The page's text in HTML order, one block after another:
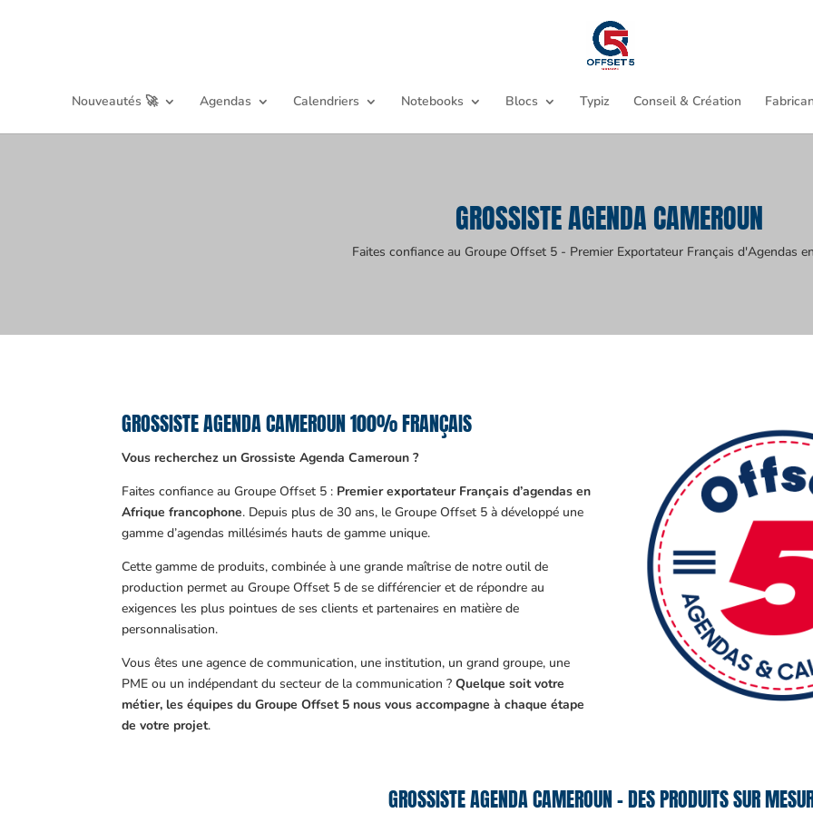
Nouveautés 🚀 Agendas Calendriers Notebooks Blocs Typiz Conseil & Création
GROSSISTE AGENDA CAMEROUN
Faites confiance au Groupe Offset 5 - Premier Exportateur Français d'Agendas
GROSSISTE AGENDA CAMEROUN 100% FRANÇAIS
Vous recherchez un Grossiste Agenda Cameroun ?
Faites confiance au Groupe Offset 5 : Premier exportateur Français d’agendas en
Afrique francophone. Depuis plus de 30 ans, le Groupe Offset 5 à développé une
gamme d’agendas millésimés hauts de gamme unique.
Cette gamme de produits, combinée à une grande maîtrise de notre outil de
production permet au Groupe Offset 5 de se différencier et de répondre au
exigences les plus pointues de ses clients et partenaires en matière de
personnalisation.
Vous êtes une agence de communication, une institution, un grand groupe, une
PME ou un indépendant du secteur de la communication ?Quelque soit votre
métier, les équipes du Groupe Offset 5 nous vous accompagne à chaque étape
de votre projet.
GROSSISTE AGENDA CAMEROUN – DES PRODUITS SUR